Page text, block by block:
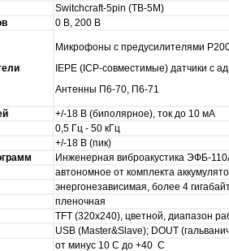
Switchcraft-5pin (TB-5M)
0 В, 200 В
Микрофоны с предусилителями
IEPE (ICP-совместимые) датчики с
Антенны П6-70, П6-71
+/-18 В (биполярное), ток до 10 мА
0,5 Гц - 50 кГц
+/-18 В (пик)
Инженерная виброакустика ЭФБ-
автономное от комплекта
энергонезависимая, более 4
пленочная
TFT (320х240), цветной, диапазон
USB (Master&Slave); DOUT
от минус 10 С до +40 С